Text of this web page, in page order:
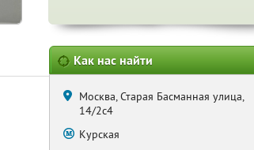
Как нас найти
Москва, Старая Басманная улица,
14/2с4
Курская